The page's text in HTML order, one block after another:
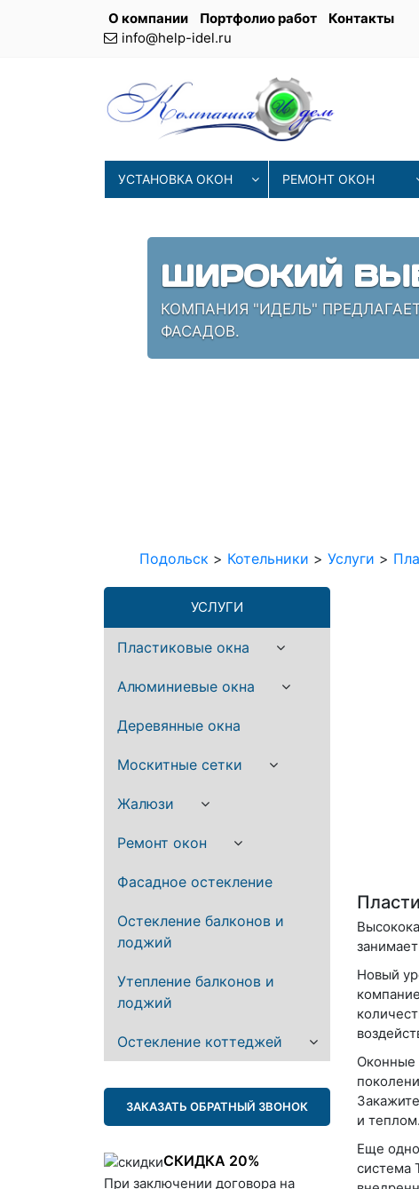
О компании Портфолио работ Контакты
info@help-idel.ru
УСТАНОВКА ОКОН РЕМОНТ ОКОН
НАШИ МАСТЕРА ИСПОЛЬЗУЮТ
ПРОВЕРЕННЫЕ СПЕЦИАЛИСТЫ,
Подольск > Котельники > Услуги >
УСЛУГИ
Пластиковые окна
Алюминиевые окна
Деревянные окна
Москитные сетки
Жалюзи
Ремонт окон
Фасадное остекление
Остекление балконов и
лоджий
Утепление балконов и
лоджий
Остекление коттеджей
ЗАКАЗАТЬ ОБРАТНЫЙ ЗВОНОК
СКИДКА 20%
При заключении договора на
Новый
Оконные
и теплом.
Еще
система